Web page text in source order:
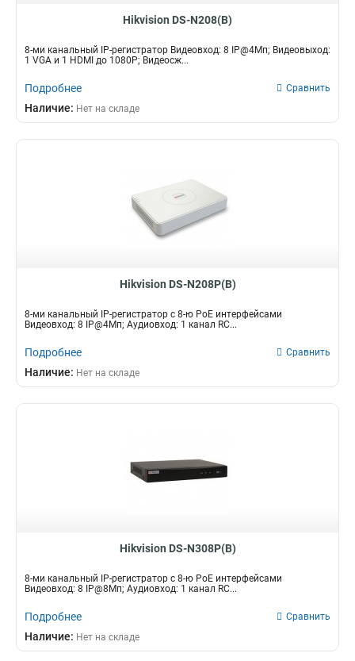
Hikvision DS-N208(B)
8-ми канальный IP-регистратор Видеовход: 8 IP@4Мп; Видеовыход:
1 VGA и 1 HDMI до 1080Р; Видеосж...
Подробнее Сравнить
Наличие: Нет на складе
Hikvision DS-N208P(B)
8-ми канальный IP-регистратор c 8-ю PoE интерфейсами
Видеовход: 8 IP@4Мп; Аудиовход: 1 канал RC...
Подробнее Сравнить
Наличие: Нет на складе
Hikvision DS-N308P(B)
8-ми канальный IP-регистратор c 8-ю PoE интерфейсами
Видеовход: 8 IP@8Мп; Аудиовход: 1 канал RC...
Подробнее Сравнить
Наличие: Нет на складе